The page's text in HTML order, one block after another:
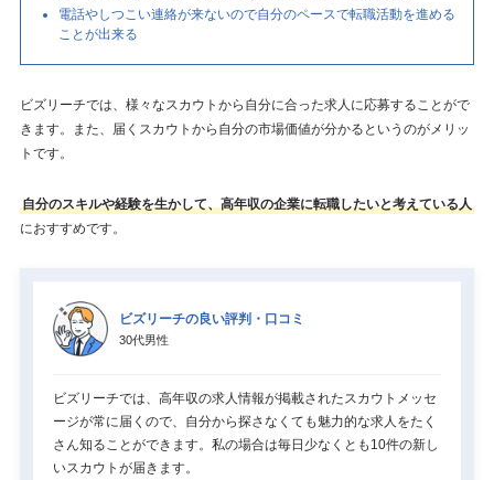
電話やしつこい連絡が来ないので自分のペースで転職活動を進める
ことが出来る
ビズリーチでは、様々なスカウトから自分に合った求人に応募することがで
きます。また、届くスカウトから自分の市場価値が分かるというのがメリッ
トです。
自分のスキルや経験を生かして、高年収の企業に転職したいと考えている人
におすすめです。
ビズリーチの良い評判・口コミ
30代男性
ビズリーチでは、高年収の求人情報が掲載されたスカウトメッセ
ージが常に届くので、自分から探さなくても魅力的な求人をたく
さん知ることができます。私の場合は毎日少なくとも10件の新し
いスカウトが届きます。